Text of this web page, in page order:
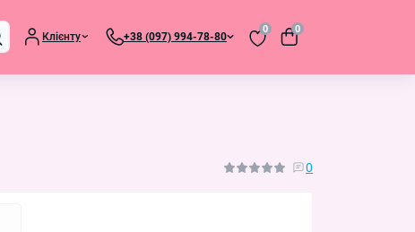
Клієнту +38 (097) 994-78-80
0 0
0